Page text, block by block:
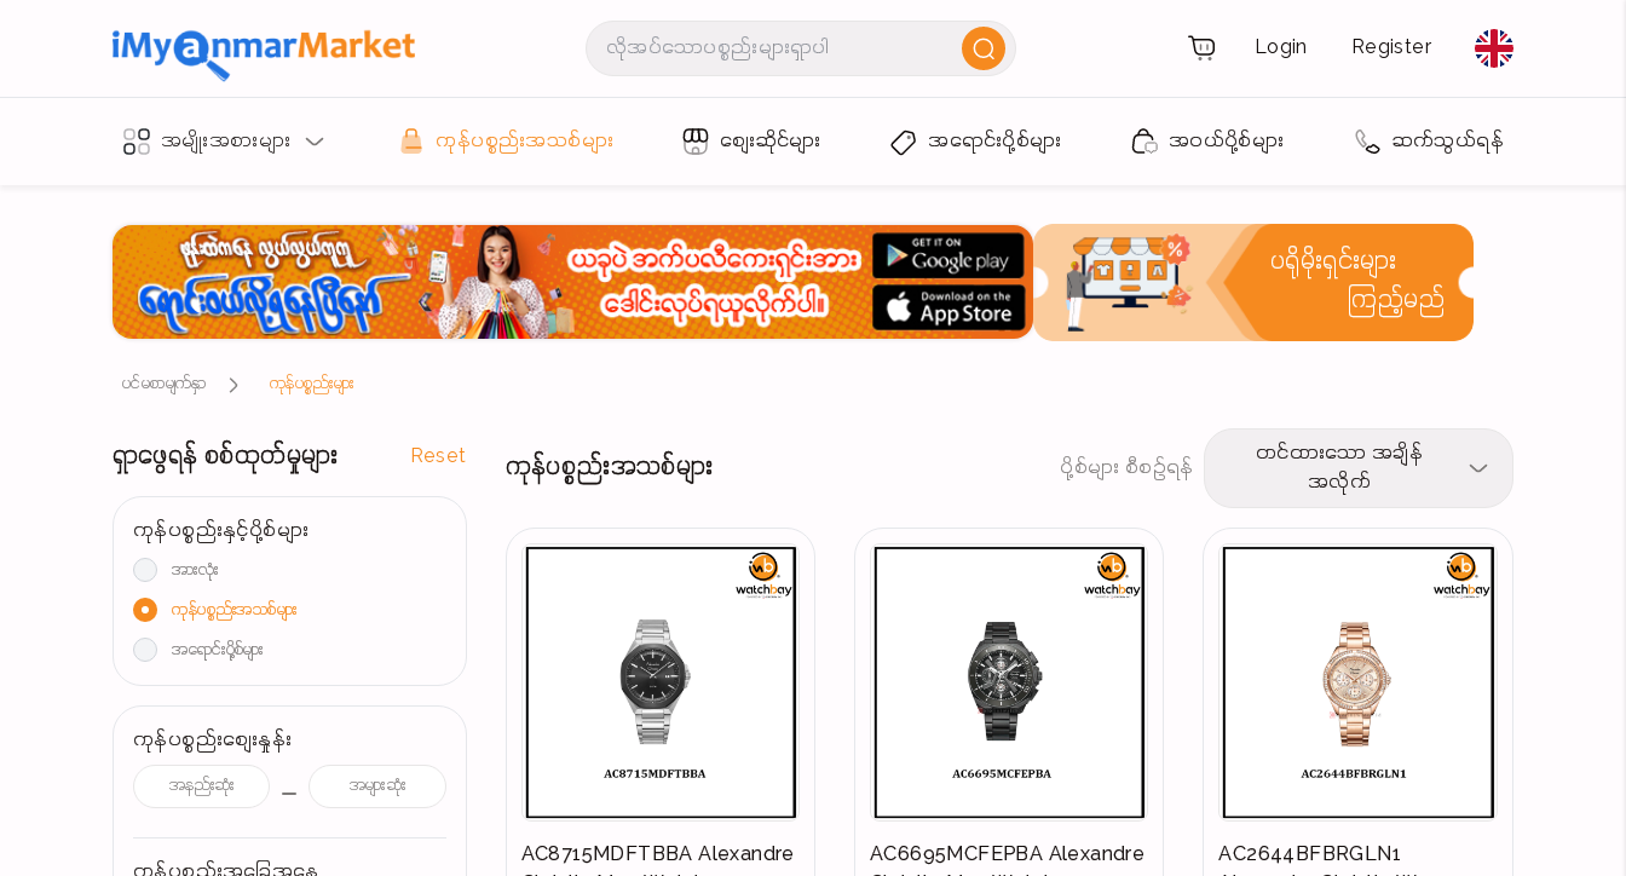
Login Register
အမျိုးအစားများ ကုန်ပစ္စည်းအသစ်များ စျေးဆိုင်များ အရောင်းပို့စ်များ အဝယ်ပို့စ်များ ဆက်သွယ်ရန်
ပရိုမိုးရှင်းများ
ကြည့်မည်
ပင်မစာမျက်နှာ ကုန်ပစ္စည်းများ
ရှာဖွေရန် စစ်ထုတ်မှုများ Reset
ကုန်ပစ္စည်းနှင့်ပို့စ်များ
အားလုံး
ကုန်ပစ္စည်းအသစ်များ
အရောင်းပို့စ်များ
ကုန်ပစ္စည်းစျေးနှုန်း
ကုန်ပစ္စည်းအသစ်များ ပို့စ်များ စီစဉ်ရန်
တင်ထားသော အချိန်
အလိုက်
AC8715MDFTBBA Alexandre
AC6695MCFEPBA Alexandre
AC2644BFBRGLN1